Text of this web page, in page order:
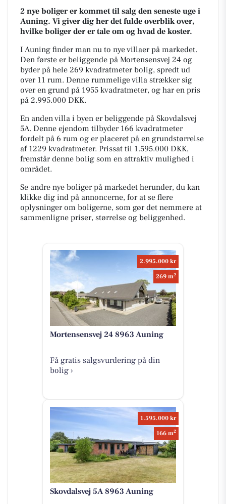
2 nye boliger er kommet til salg den seneste uge i
Auning. Vi giver dig her det fulde overblik over,
hvilke boliger der er tale om og hvad de koster.
I Auning finder man nu to nye villaer på markedet.
Den første er beliggende på Mortensensvej 24 og
byder på hele 269 kvadratmeter bolig, spredt ud
over 11 rum. Denne rummelige villa strækker sig
over en grund på 1955 kvadratmeter, og har en pris
på 2.995.000 DKK.
En anden villa i byen er beliggende på Skovdalsvej
5A. Denne ejendom tilbyder 166 kvadratmeter
fordelt på 6 rum og er placeret på en grundstørrelse
af 1229 kvadratmeter. Prissat til 1.595.000 DKK,
fremstår denne bolig som en attraktiv mulighed i
området.
Se andre nye boliger på markedet herunder, du kan
klikke dig ind på annoncerne, for at se flere
oplysninger om boligerne, som gør det nemmere at
sammenligne priser, størrelse og beliggenhed.
2.995.000 kr
269 m2
Mortensensvej 24 8963 Auning
Få gratis salgsvurdering på din
bolig ›
1.595.000 kr
166 m2
Skovdalsvej 5A 8963 Auning